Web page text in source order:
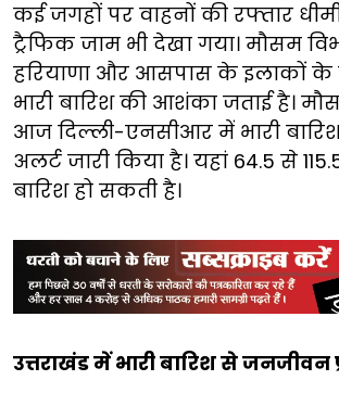
कई जगहों पर वाहनों की रफ्तार
ट्रैफिक जाम भी देखा गया। मौसम
हरियाणा और आसपास के इलाकों के
भारी बारिश की आशंका जताई है।
आज दिल्ली-एनसीआर में भारी
अलर्ट जारी किया है। यहां 64.5 से
बारिश हो सकती है।
उत्तराखंड में भारी बारिश से जनजीवन